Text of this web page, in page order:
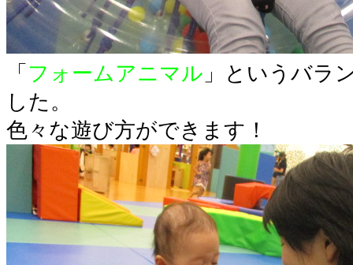
「 フォームアニマル 」というバラ
した。
色々な遊び方ができます！